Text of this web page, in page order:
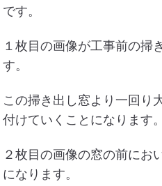
です。
１枚目の画像が工事前の掃
す。
この掃き出し窓より一回り
付けていくことになります。
２枚目の画像の窓の前にお
になります。